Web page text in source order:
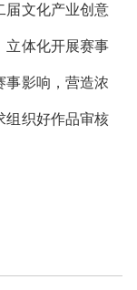
届文化产业创意
立体化开展赛事
事影响，营造浓
组织好作品审核